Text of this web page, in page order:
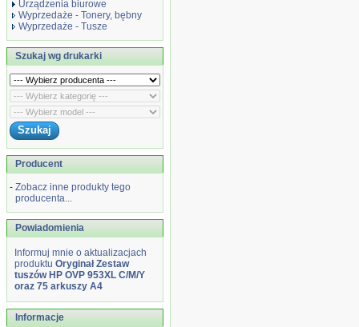
Urządzenia biurowe
Wyprzedaże - Tonery, bębny
Wyprzedaże - Tusze
Szukaj wg drukarki
Producent
- Zobacz inne produkty tego
producenta...
Powiadomienia
Informuj mnie o aktualizacjach
produktu Oryginał Zestaw
tuszów HP OVP 953XL C/M/Y
oraz 75 arkuszy A4
Informacje